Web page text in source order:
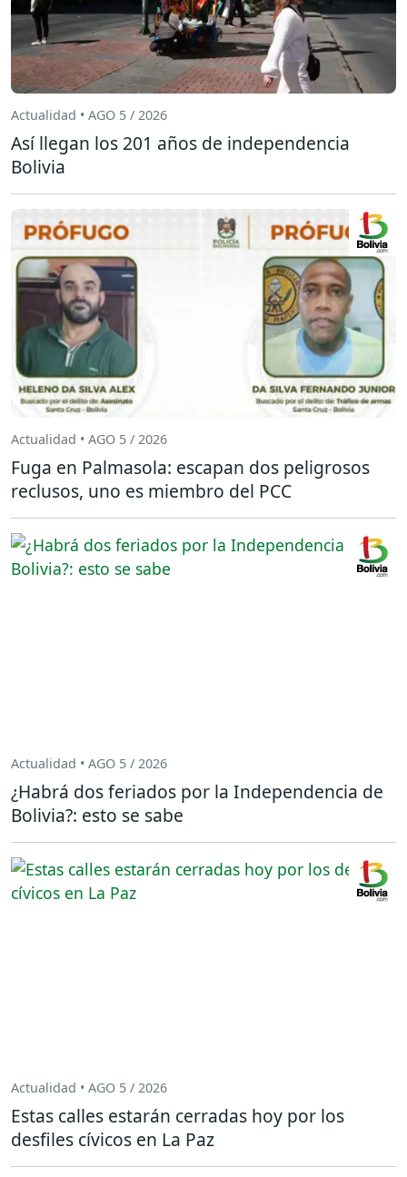
Actualidad • AGO 5 / 2026
Así llegan los 201 años de independencia
Bolivia
Actualidad • AGO 5 / 2026
Fuga en Palmasola: escapan dos peligrosos
reclusos, uno es miembro del PCC
Actualidad • AGO 5 / 2026
¿Habrá dos feriados por la Independencia de
Bolivia?: esto se sabe
Actualidad • AGO 5 / 2026
Estas calles estarán cerradas hoy por los
desfiles cívicos en La Paz